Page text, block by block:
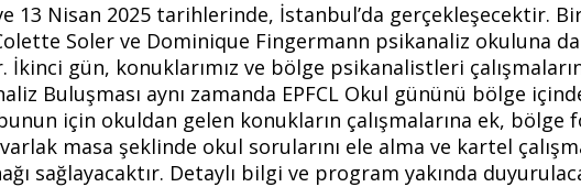
13 Nisan 2025 tarihlerinde, İstanbul’da gerçekleşecektir.
Soler ve Dominique Fingermann psikanaliz okuluna
İkinci gün, konuklarımız ve bölge psikanalistleri
Buluşması aynı zamanda EPFCL Okul gününü bölge
için okuldan gelen konukların çalışmalarına ek, bölge
masa şeklinde okul sorularını ele alma ve kartel
sağlayacaktır. Detaylı bilgi ve program yakında